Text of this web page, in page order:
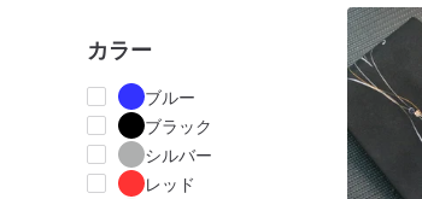
カラー
ブルー
ブラック
シルバー
レッド